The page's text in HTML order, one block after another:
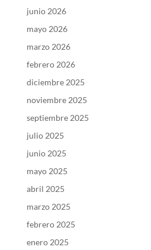
junio 2026
mayo 2026
marzo 2026
febrero 2026
diciembre 2025
noviembre 2025
septiembre 2025
julio 2025
junio 2025
mayo 2025
abril 2025
marzo 2025
febrero 2025
enero 2025